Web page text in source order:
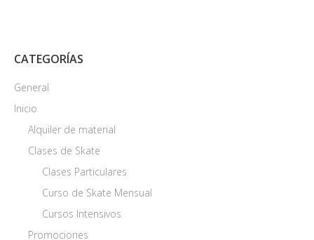
CATEGORÍAS
General
Inicio
Alquiler de material
Clases de Skate
Clases Particulares
Curso de Skate Mensual
Cursos Intensivos
Promociones